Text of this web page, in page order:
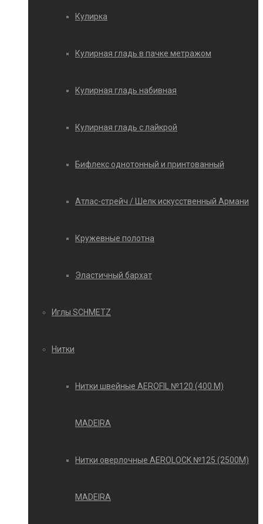
Кулирка
Кулирная гладь в пачке метражом
Кулирная гладь набивная
Кулирная гладь с лайкрой
Бифлекс однотонный и принтованный
Атлас-стрейч / Шелк искусственный Армани
Кружевные полотна
Эластичный бархат
Иглы SCHMETZ
Нитки
Нитки швейные AEROFIL №120 (400 М)
MADEIRA
Нитки оверлочные AEROLOCK №125 (2500М)
MADEIRA